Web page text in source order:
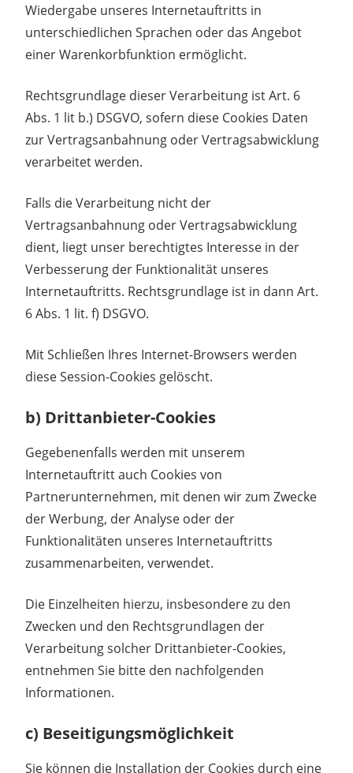
Wiedergabe unseres Internetauftritts in
unterschiedlichen Sprachen oder das Angebot
einer Warenkorbfunktion ermöglicht.
Rechtsgrundlage dieser Verarbeitung ist Art. 6
Abs. 1 lit b.) DSGVO, sofern diese Cookies Daten
zur Vertragsanbahnung oder Vertragsabwicklung
verarbeitet werden.
Falls die Verarbeitung nicht der
Vertragsanbahnung oder Vertragsabwicklung
dient, liegt unser berechtigtes Interesse in der
Verbesserung der Funktionalität unseres
Internetauftritts. Rechtsgrundlage ist in dann Art.
6 Abs. 1 lit. f) DSGVO.
Mit Schließen Ihres Internet-Browsers werden
diese Session-Cookies gelöscht.
b) Drittanbieter-Cookies
Gegebenenfalls werden mit unserem
Internetauftritt auch Cookies von
Partnerunternehmen, mit denen wir zum Zwecke
der Werbung, der Analyse oder der
Funktionalitäten unseres Internetauftritts
zusammenarbeiten, verwendet.
Die Einzelheiten hierzu, insbesondere zu den
Zwecken und den Rechtsgrundlagen der
Verarbeitung solcher Drittanbieter-Cookies,
entnehmen Sie bitte den nachfolgenden
Informationen.
c) Beseitigungsmöglichkeit
Sie können die Installation der Cookies durch eine